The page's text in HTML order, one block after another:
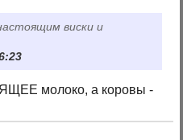
виски и
молоко, а коровы -